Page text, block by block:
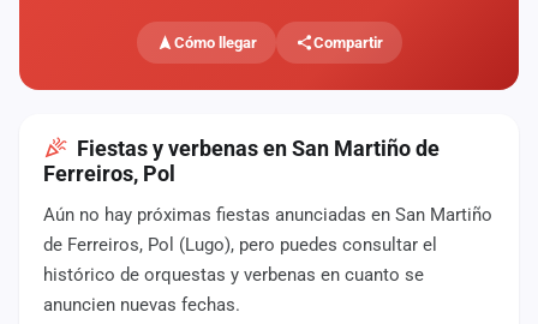
Cómo llegar Compartir
Fiestas y verbenas en San Martiño de
Ferreiros, Pol
Aún no hay próximas fiestas anunciadas en San Martiño
de Ferreiros, Pol (Lugo), pero puedes consultar el
histórico de orquestas y verbenas en cuanto se
anuncien nuevas fechas.
Agencias
Rankings
Anuncios